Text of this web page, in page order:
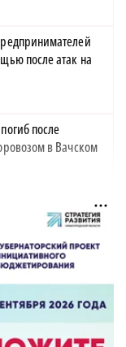
после атак на
после
в Вачском
и пасмурная
в выходные
в отношении
за пьяную езду